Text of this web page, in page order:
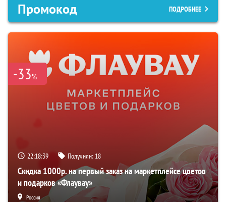
Промокод ПОДРОБНЕЕ
-33%
22:18:38 Получили: 18
Скидка 1000р. на первый заказ на маркетплейсе цветов
и подарков «Флаувау»
Россия